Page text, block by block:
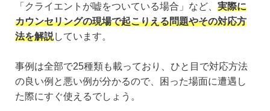
「クライエントが嘘をついている場合」など、 実際に
カウンセリングの現場で起こりえる問題やその対応方
法を解説しています。
事例は全部で25種類も載っており、ひと目で対応方法
の良い例と悪い例が分かるので、困った場面に遭遇し
た際にすぐ使えるでしょう。